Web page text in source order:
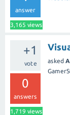
answer
3,165 views
+1
vote
0
answers
1,719 views
asked